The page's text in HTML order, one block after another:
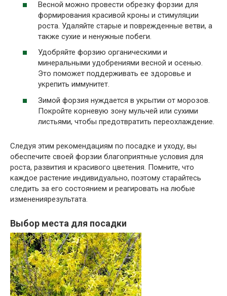
Весной можно провести обрезку форзии для
формирования красивой кроны и стимуляции
роста. Удаляйте старые и поврежденные ветви, а
также сухие и ненужные побеги.
Удобряйте форзию органическими и
минеральными удобрениями весной и осенью.
Это поможет поддерживать ее здоровье и
укрепить иммунитет.
Зимой форзия нуждается в укрытии от морозов.
Покройте корневую зону мульчей или сухими
листьями, чтобы предотвратить переохлаждение.
Следуя этим рекомендациям по посадке и уходу, вы
обеспечите своей форзии благоприятные условия для
роста, развития и красивого цветения. Помните, что
каждое растение индивидуально, поэтому старайтесь
следить за его состоянием и реагировать на любые
изменениярезультата.
Выбор места для посадки